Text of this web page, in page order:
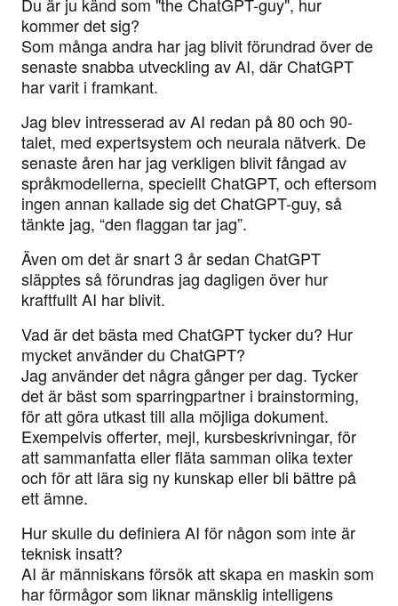
kommer det sig?
Som många andra har jag blivit förundrad över de
senaste snabba utveckling av AI, där ChatGPT
har varit i framkant.
Jag blev intresserad av AI redan på 80 och 90-
talet, med expertsystem och neurala nätverk. De
senaste åren har jag verkligen blivit fångad av
språkmodellerna, speciellt ChatGPT, och eftersom
ingen annan kallade sig det ChatGPT-guy, så
tänkte jag, “den flaggan tar jag”.
Även om det är snart 3 år sedan ChatGPT
släpptes så förundras jag dagligen över hur
kraftfullt AI har blivit.
Vad är det bästa med ChatGPT tycker du? Hur
mycket använder du ChatGPT?
Jag använder det några gånger per dag. Tycker
det är bäst som sparringpartner i brainstorming,
för att göra utkast till alla möjliga dokument.
Exempelvis offerter, mejl, kursbeskrivningar, för
att sammanfatta eller fläta samman olika texter
och för att lära sig ny kunskap eller bli bättre på
ett ämne.
Hur skulle du definiera AI för någon som inte är
teknisk insatt?
AI är människans försök att skapa en maskin som
har förmågor som liknar mänsklig intelligens